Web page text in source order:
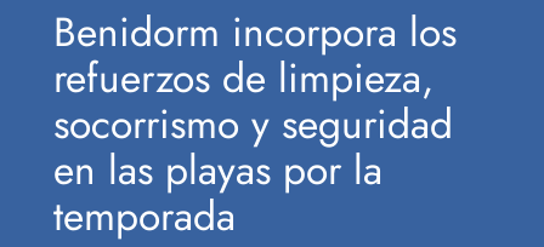
Benidorm incorpora los
refuerzos de limpieza,
socorrismo y seguridad
en las playas por la
temporada